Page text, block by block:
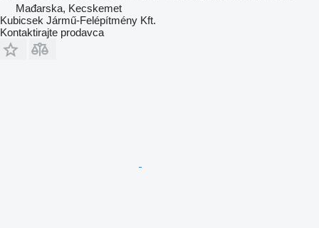
Mađarska, Kecskemet
Kubicsek Jármű-Felépítmény Kft.
Kontaktirajte prodavca